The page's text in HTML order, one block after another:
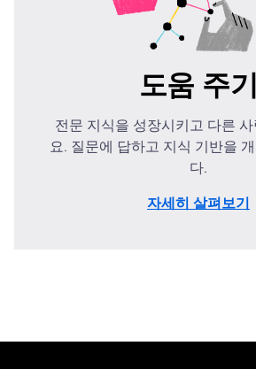
도움 주기
전문 지식을 성장시키고 다른
요. 질문에 답하고 지식 기반을
다.
자세히 살펴보기